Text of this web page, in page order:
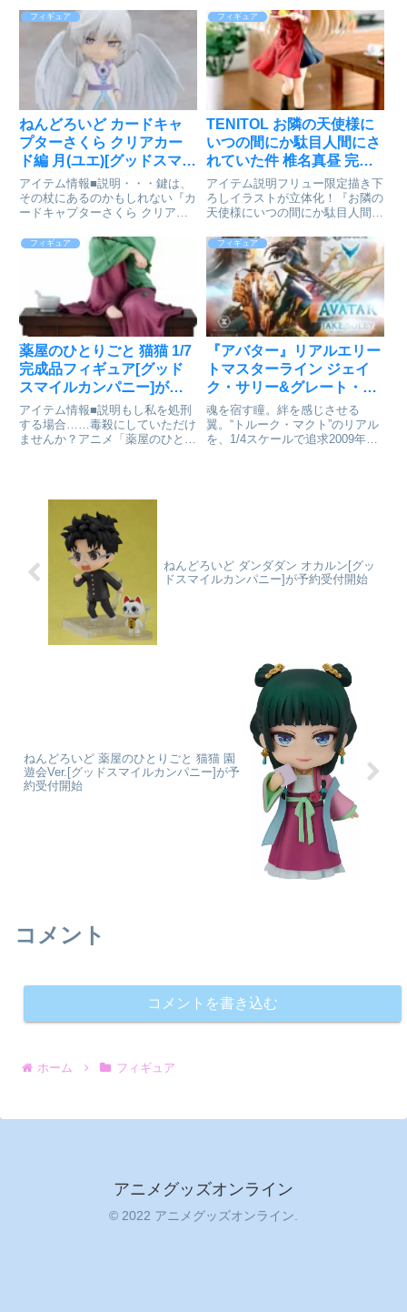
ュ・キリエライト」が私服衣装で
ねんどろいどどーる化！ねんどろ
いどどーるは、頭部サイズはねん
どろいど、体の...
やかな躍動感や、クリアパーツを
大胆に使用したエフェクトなど、
立体にて丁寧に表現しています。
自由奔放にサッカーを楽しむ...
フィギュア
ねんどろいど カードキャ
プターさくら クリアカー
ド編 月(ユエ)[グッドスマイ
ルカンパニー]が予約受付
開始
アイテム情報■説明・・・鍵は、
その杖にあるのかもしれない『カ
ードキャプターさくら クリアカ
で産まれた「クロウカード」の守
護者：月(ユエ)がねんどろいどに
なって登場です。●表情パーツ：
「真顔」「思案顔」「ムスッと...
フィギュア
TENITOL お隣の天使様に
いつの間にか駄目人間にさ
れていた件 椎名真昼 完成
品フィギュア[フリュー]が
予約受付開始
アイテム説明フリュー限定描き下
ろしイラストが立体化！『お隣の
天使様にいつの間にか駄目人間に
フリューのお求めやすい価格のフ
ィギュアブランド『TENITOL』
より、フリュー限定描き下ろしイ
ラストを使用した真昼が登場...
フィギュア
薬屋のひとりごと 猫猫 1/7
完成品フィギュア[グッド
スマイルカンパニー]が予
約受付開始
アイテム情報■説明もし私を処刑
する場合……毒殺にしていただけ
ませんか？アニメ「薬屋のひとり
情景たっぷりに立体化しました。
お顔はもちろん、顔の角度、足
フィギュア
『アバター』リアルエリー
トマスターライン ジェイ
ク・サリー&グレート・レ
オノプテリクス アバター
レガシーコレクション DX
版が予約受付開始
魂を宿す瞳。絆を感じさせる
翼。“トルーク・マクト”のリアル
を、1/4スケールで追求2009年公
ねんどろいど ダンダダン オカルン[グッ
ドスマイルカンパニー]が予約受付開始
ねんどろいど 薬屋のひとりごと 猫猫 園
遊会Ver.[グッドスマイルカンパニー]が予
約受付開始
コメント
コメントを書き込む
ホーム フィギュア
アニメグッズオンライン
© 2022 アニメグッズオンライン.